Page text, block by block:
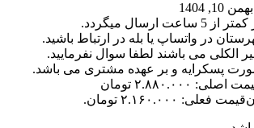
بهمن 10, 1404
میگردد.
در واتساپ یا بله در ارتباط باشید.
الکلی می باشند لطفا سوال نفرمایید.
پسکرایه و بر عهده مشتری می باشد.
قیمت اصلی: ۲.۸۸۰.۰۰۰ تومان
قیمت فعلی: ۲.۱۶۰.۰۰۰ تومان.